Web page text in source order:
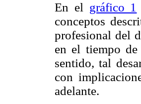
En el gráfico 1
conceptos
profesional del
en el tiempo
sentido, tal
con
adelante.